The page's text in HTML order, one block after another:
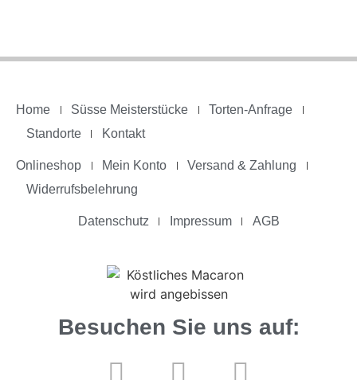
Home Süsse Meisterstücke
Torten-Anfrage
Standorte
Kontakt
Onlineshop Mein Konto
Versand & Zahlung
Widerrufsbelehrung
Datenschutz Impressum AGB
Besuchen Sie uns auf: